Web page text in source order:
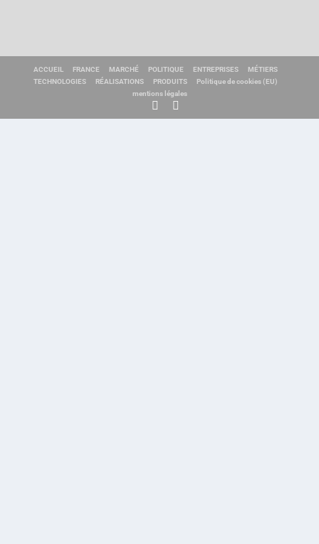
ACCUEIL FRANCE MARCHÉ POLITIQUE ENTREPRISES
MÉTIERS
TECHNOLOGIES
RÉALISATIONS PRODUITS
Politique de cookies (EU)
mentions légales